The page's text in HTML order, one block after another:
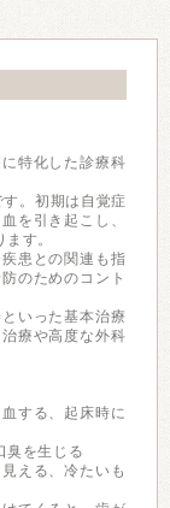
特化した診療科
。初期は自覚症
を引き起こし、
す。
患との関連も指
のためのコント
いった基本治療
療や高度な外科
する、起床時に
臭を生じる
える、冷たいも